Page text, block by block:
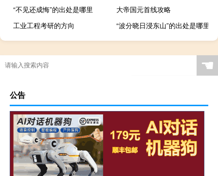
“不见还成悔”的出处是哪里
大帝国元首线攻略
工业工程考研的方向
“波分晓日浸东山”的出处是哪里
☚
公告